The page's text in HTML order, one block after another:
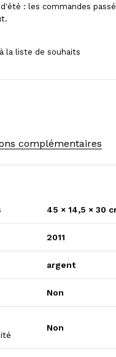
d'été : les commandes
complémentaires
45 × 14,5 × 30
2011
argent
Non
Non